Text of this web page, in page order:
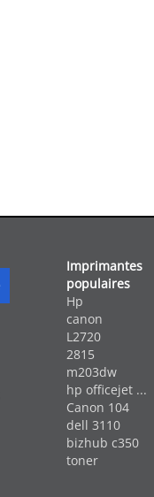
Imprimantes
populaires
Hp
canon
L2720
2815
m203dw
hp officejet ...
Canon 104
dell 3110
bizhub c350
toner